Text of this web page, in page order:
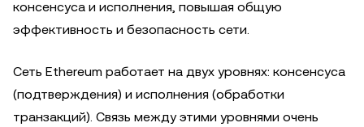
консенсуса и исполнения, повышая общую
эффективность и безопасность сети.
Сеть Ethereum работает на двух уровнях: консенсуса
(подтверждения) и исполнения (обработки
транзакций). Связь между этими уровнями очень